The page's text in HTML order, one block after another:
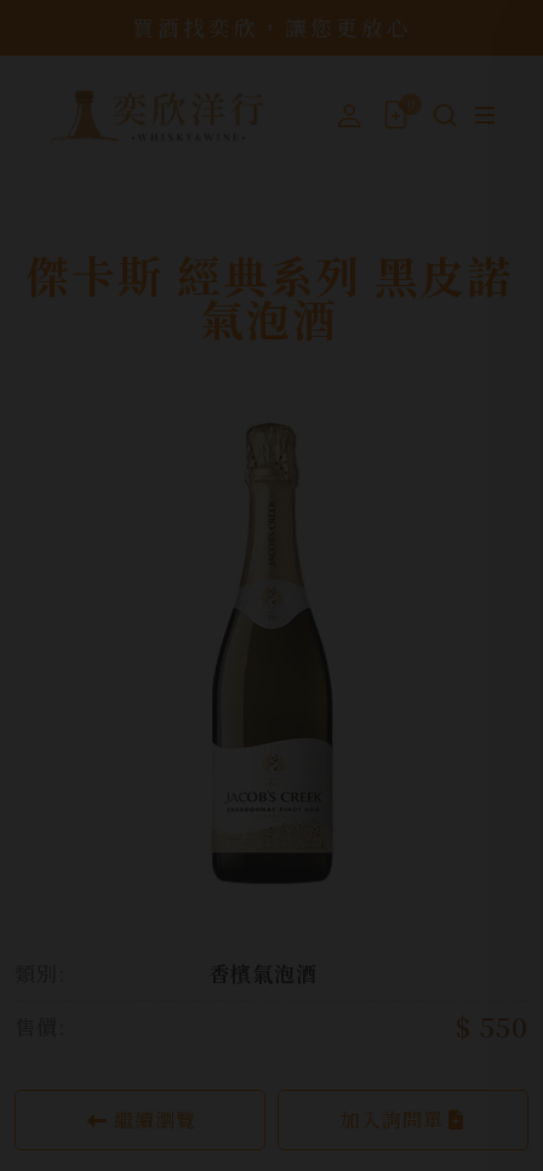
買酒找奕欣，讓您更放心
傑卡斯 經典系列 黑皮諾
氣泡酒
繼續瀏覽 加入詢問單